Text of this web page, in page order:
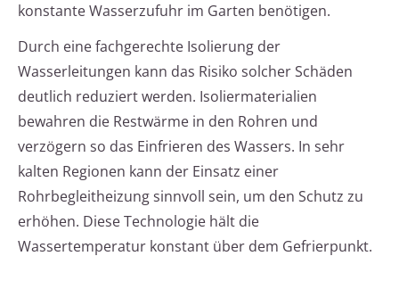
konstante Wasserzufuhr im Garten benötigen.
Durch eine fachgerechte Isolierung der
Wasserleitungen kann das Risiko solcher Schäden
deutlich reduziert werden. Isoliermaterialien
bewahren die Restwärme in den Rohren und
verzögern so das Einfrieren des Wassers. In sehr
kalten Regionen kann der Einsatz einer
Rohrbegleitheizung sinnvoll sein, um den Schutz zu
erhöhen. Diese Technologie hält die
Wassertemperatur konstant über dem Gefrierpunkt.